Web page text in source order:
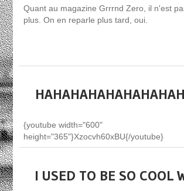
Quant au magazine Grrrnd Zero, il n'est
plus. On en reparle plus tard, oui.
{youtube width="600"
height="365"}Xzocvh60xBU{/youtube}
I USED TO BE SO COOL